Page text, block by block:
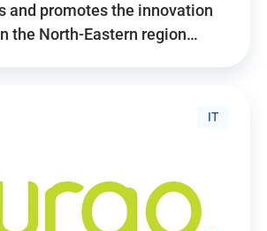
and promotes the innovation
the North-Eastern region…
IT